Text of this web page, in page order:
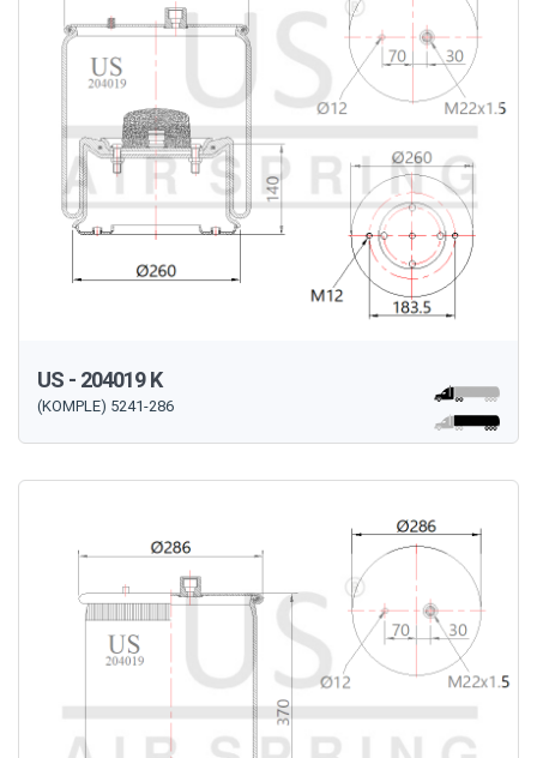
US - 204019 K
(KOMPLE) 5241-286